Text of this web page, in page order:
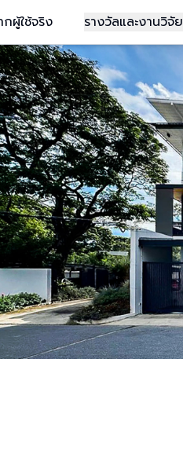
กผู้ใช้จริง รางวัลและงานวิจัย